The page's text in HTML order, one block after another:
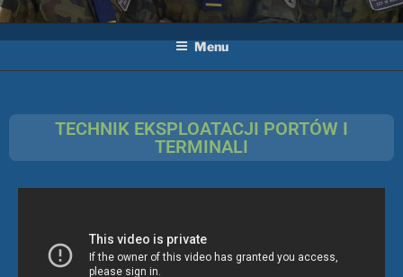
Menu
TECHNIK EKSPLOATACJI PORTÓW I
TERMINALI